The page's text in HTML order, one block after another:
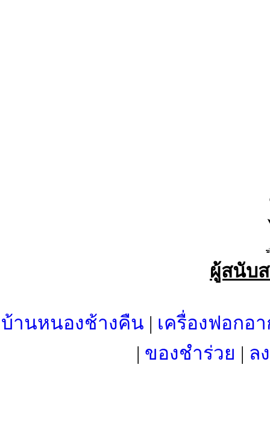
ผู้สนับ
บ้านหนองช้างคืน | เครื่องฟอกอ
| ของชำร่วย | ล